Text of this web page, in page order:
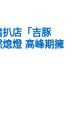
扒店「吉豚
燈 高峰期擁